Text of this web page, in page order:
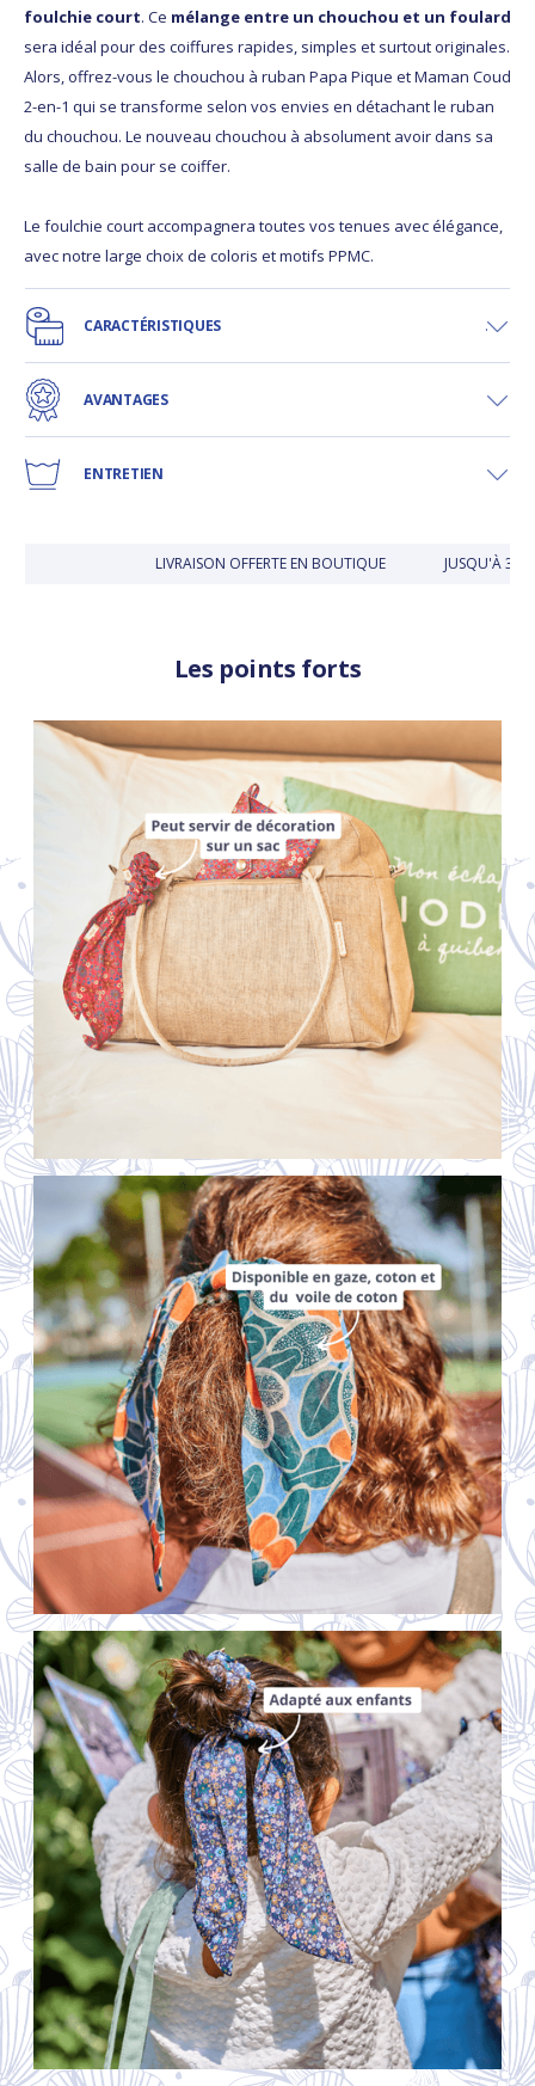
foulchie court. Ce mélange entre un chouchou et un foulard
sera idéal pour des coiffures rapides, simples et surtout originales.
Alors, offrez-vous le chouchou à ruban Papa Pique et Maman Coud
2-en-1 qui se transforme selon vos envies en détachant le ruban
du chouchou. Le nouveau chouchou à absolument avoir dans sa
salle de bain pour se coiffer.
Le foulchie court accompagnera toutes vos tenues avec élégance,
avec notre large choix de coloris et motifs PPMC.
CARACTÉRISTIQUES
AVANTAGES
ENTRETIEN
LIVRAISON OFFERTE EN BOUTIQUE JUSQU'À 30
Les points forts